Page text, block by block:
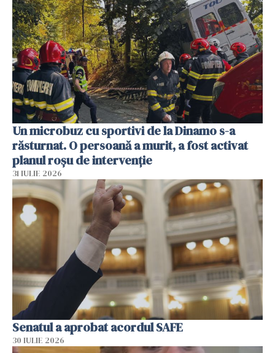
Un microbuz cu sportivi de la Dinamo s-a
răsturnat. O persoană a murit, a fost activat
planul roșu de intervenție
31 IULIE 2026
Senatul a aprobat acordul SAFE
30 IULIE 2026